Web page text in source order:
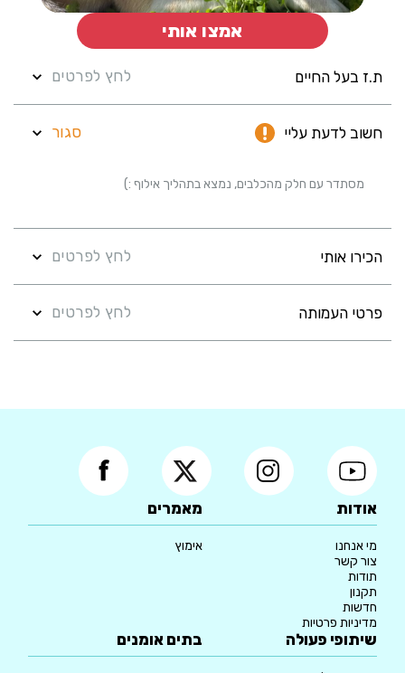
ת.ז בעל החיים לחץ לפרטים
חשוב לדעת עליי סגור
מסתדר עם חלק מהכלבים, נמצא בתהליך אילוף :)
הכירו אותי לחץ לפרטים
פרטי העמותה לחץ לפרטים
אמצו אותי
אודות
מי אנחנו
צור קשר
תודות
תקנון
חדשות
מדיניות פרטיות
מאמרים
אימוץ
שיתופי פעולה בתים אומנים